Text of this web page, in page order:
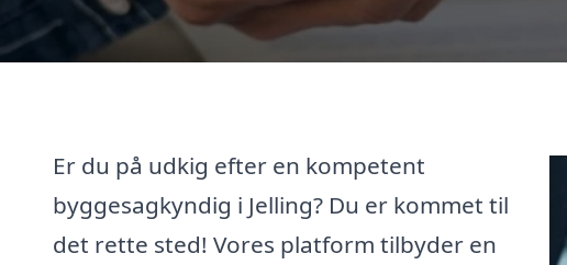
Er du på udkig efter en kompetent
byggesagkyndig i Jelling? Du er kommet til
det rette sted! Vores platform tilbyder en